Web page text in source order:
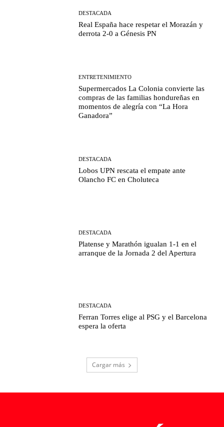
DESTACADA
Real España hace respetar el Morazán y
derrota 2-0 a Génesis PN
ENTRETENIMIENTO
Supermercados La Colonia convierte las
compras de las familias hondureñas en
momentos de alegría con “La Hora
Ganadora”
DESTACADA
Lobos UPN rescata el empate ante
Olancho FC en Choluteca
DESTACADA
Platense y Marathón igualan 1-1 en el
arranque de la Jornada 2 del Apertura
DESTACADA
Ferran Torres elige al PSG y el Barcelona
espera la oferta
Cargar más